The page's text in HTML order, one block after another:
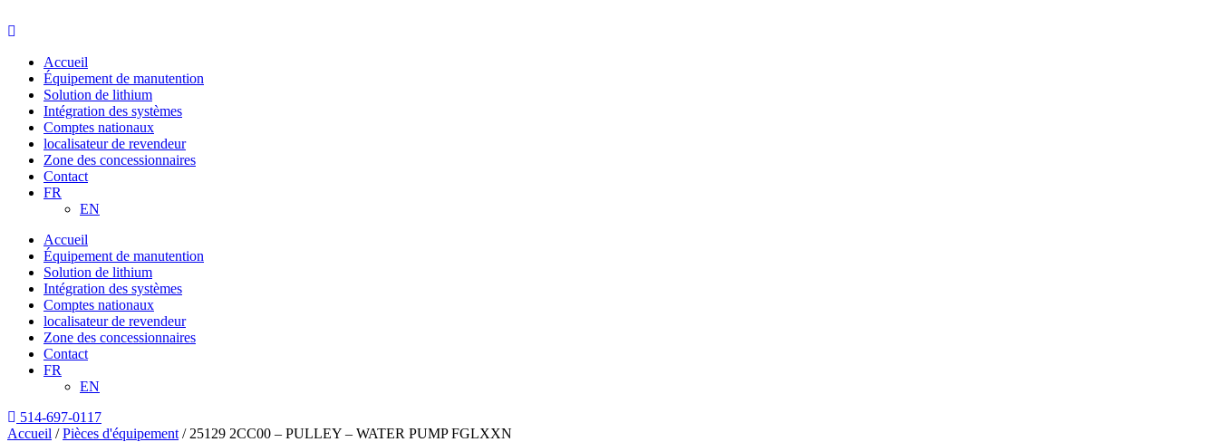
au
Accueil
Équipement de manutention
Solution de lithium
Intégration des systèmes
Comptes nationaux
localisateur de revendeur
Zone des concessionnaires
Contact
FR
EN
Accueil
Équipement de manutention
Solution de lithium
Intégration des systèmes
Comptes nationaux
localisateur de revendeur
Zone des concessionnaires
Contact
FR
EN
514-697-0117
Accueil /Pièces d'équipement / 25129 2CC00 – PULLEY – WATER PUMP FGLXXN